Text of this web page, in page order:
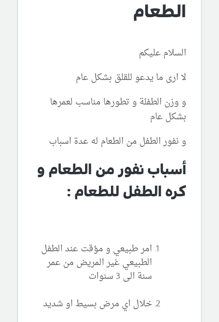
الطعام
السلام عليكم
لا ارى ما يدعو للقلق بشكل عام
و وزن الطفلة و تطورها مناسب لعمرها
بشكل عام
و نفور الطفل من الطعام له عدة اسباب
أسباب نفور من الطعام و
كره الطفل للطعام :
امر طبيعي و مؤقت عند الطفل
الطبيعي غير المريض من عمر
سنة الى 3 سنوات
خلال اي مرض بسيط او شديد